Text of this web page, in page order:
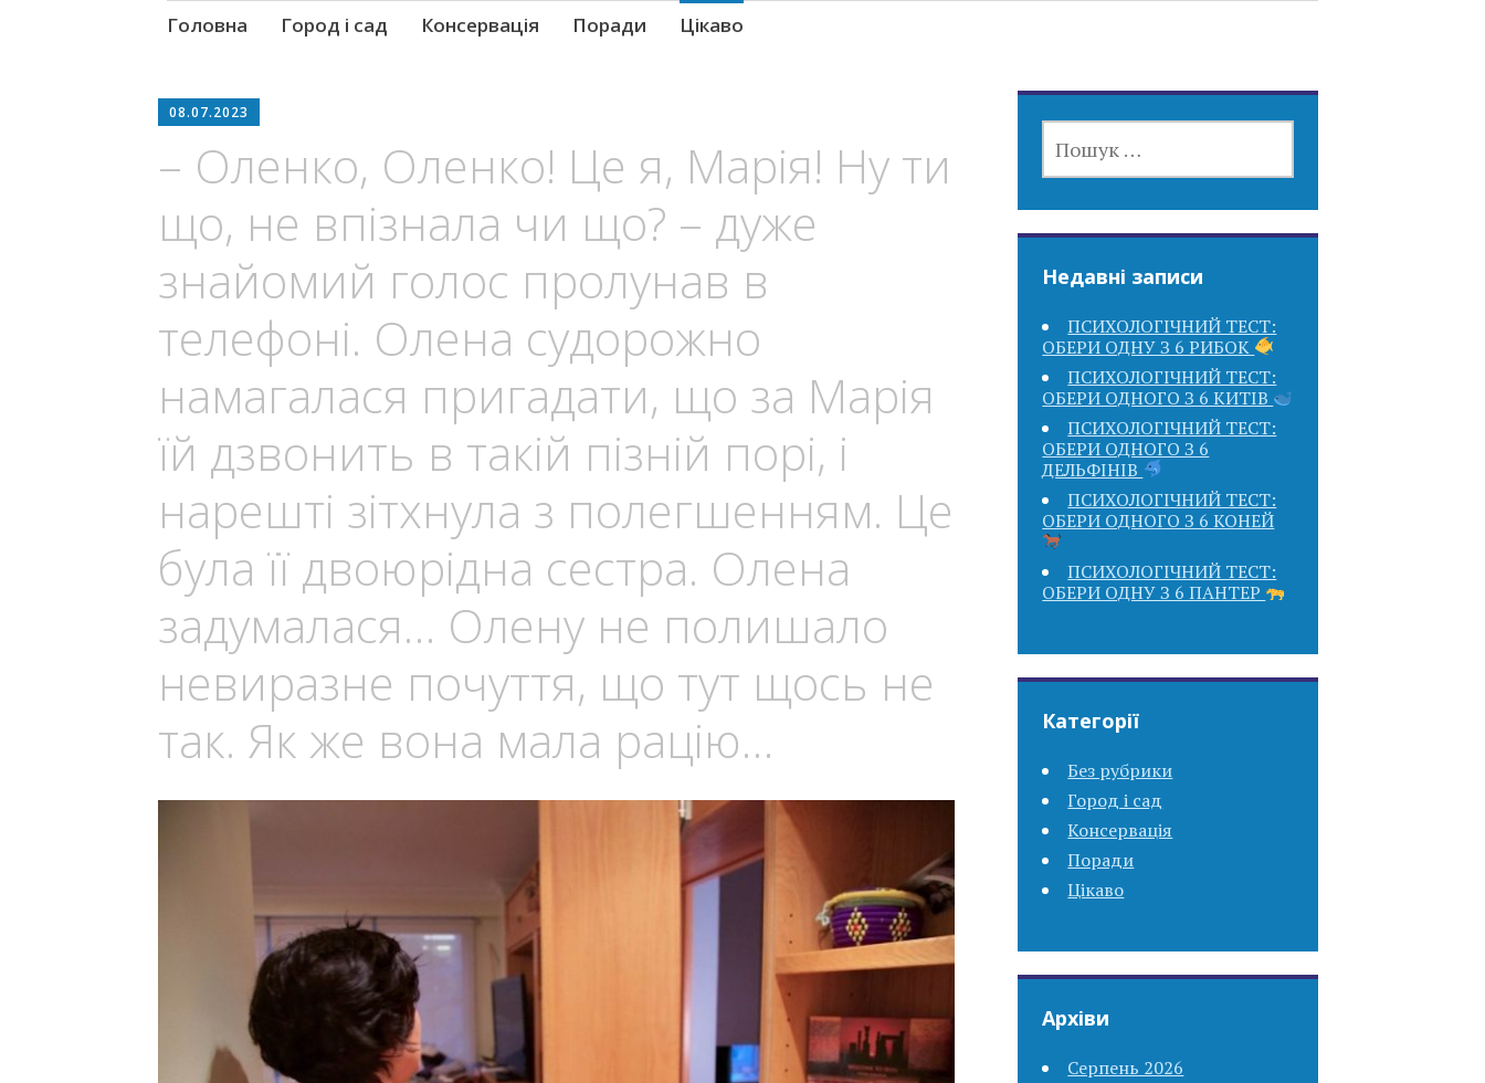
Skip
Головна Город і сад Консервація Поради Цікаво
08.07.2023
– Оленко, Оленко! Це я, Марія! Ну ти
що, не впізнала чи що? – дуже
знайомий голос пролунав в
телефоні. Олена судорожно
намагалася пригадати, що за Марія
їй дзвонить в такій пізній порі, і
нарешті зітхнула з полегшенням. Це
була її двоюрідна сестра. Олена
задумалася… Олену не полишало
невиразне почуття, що тут щось не
так. Як же вона мала рацію…
Недавні записи
ПСИХОЛОГІЧНИЙ ТЕСТ:
ОБЕРИ ОДНУ З 6 РИБОК
ПСИХОЛОГІЧНИЙ ТЕСТ:
ОБЕРИ ОДНОГО З 6 КИТІВ
ПСИХОЛОГІЧНИЙ ТЕСТ:
ОБЕРИ ОДНОГО З 6
ДЕЛЬФІНІВ
ПСИХОЛОГІЧНИЙ ТЕСТ:
ОБЕРИ ОДНОГО З 6 КОНЕЙ
ПСИХОЛОГІЧНИЙ ТЕСТ:
ОБЕРИ ОДНУ З 6 ПАНТЕР
Категорії
Без рубрики
Город і сад
Консервація
Поради
Цікаво
Архіви
Серпень 2026